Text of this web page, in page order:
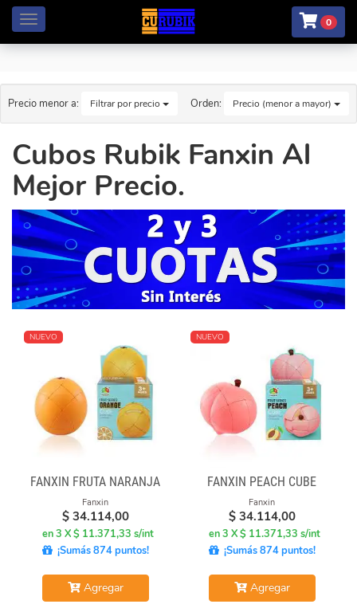
Menú 0
Precio menor a: Filtrar por precio Orden: Precio (menor a mayor)
Cubos Rubik Fanxin Al
Mejor Precio.
NUEVO
FANXIN FRUTA NARANJA
Fanxin
$ 34.114,00
en 3 X $ 11.371,33 s/int
¡Sumás 874 puntos!
Agregar
NUEVO
FANXIN PEACH CUBE
Fanxin
$ 34.114,00
en 3 X $ 11.371,33 s/int
¡Sumás 874 puntos!
Agregar